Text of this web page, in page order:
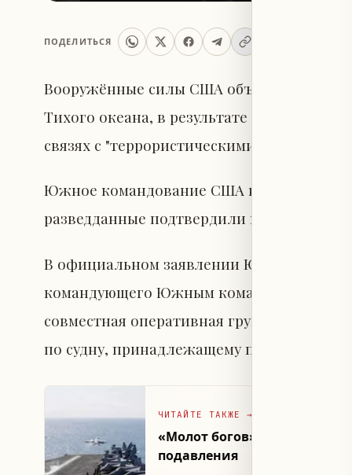
ПОДЕЛИТЬСЯ
Вооружённые силы США объявили о
Тихого океана, в результате чего
связях с "террористическими
Южное командование США в публикации
разведданные подтвердили
В официальном заявлении Южного
командующего Южным командованием
совместная оперативная группа „Южное
по судну, принадлежащему признанным
ЧИТАЙТЕ ТАКЖЕ →
«Молот богов»: США
подавления